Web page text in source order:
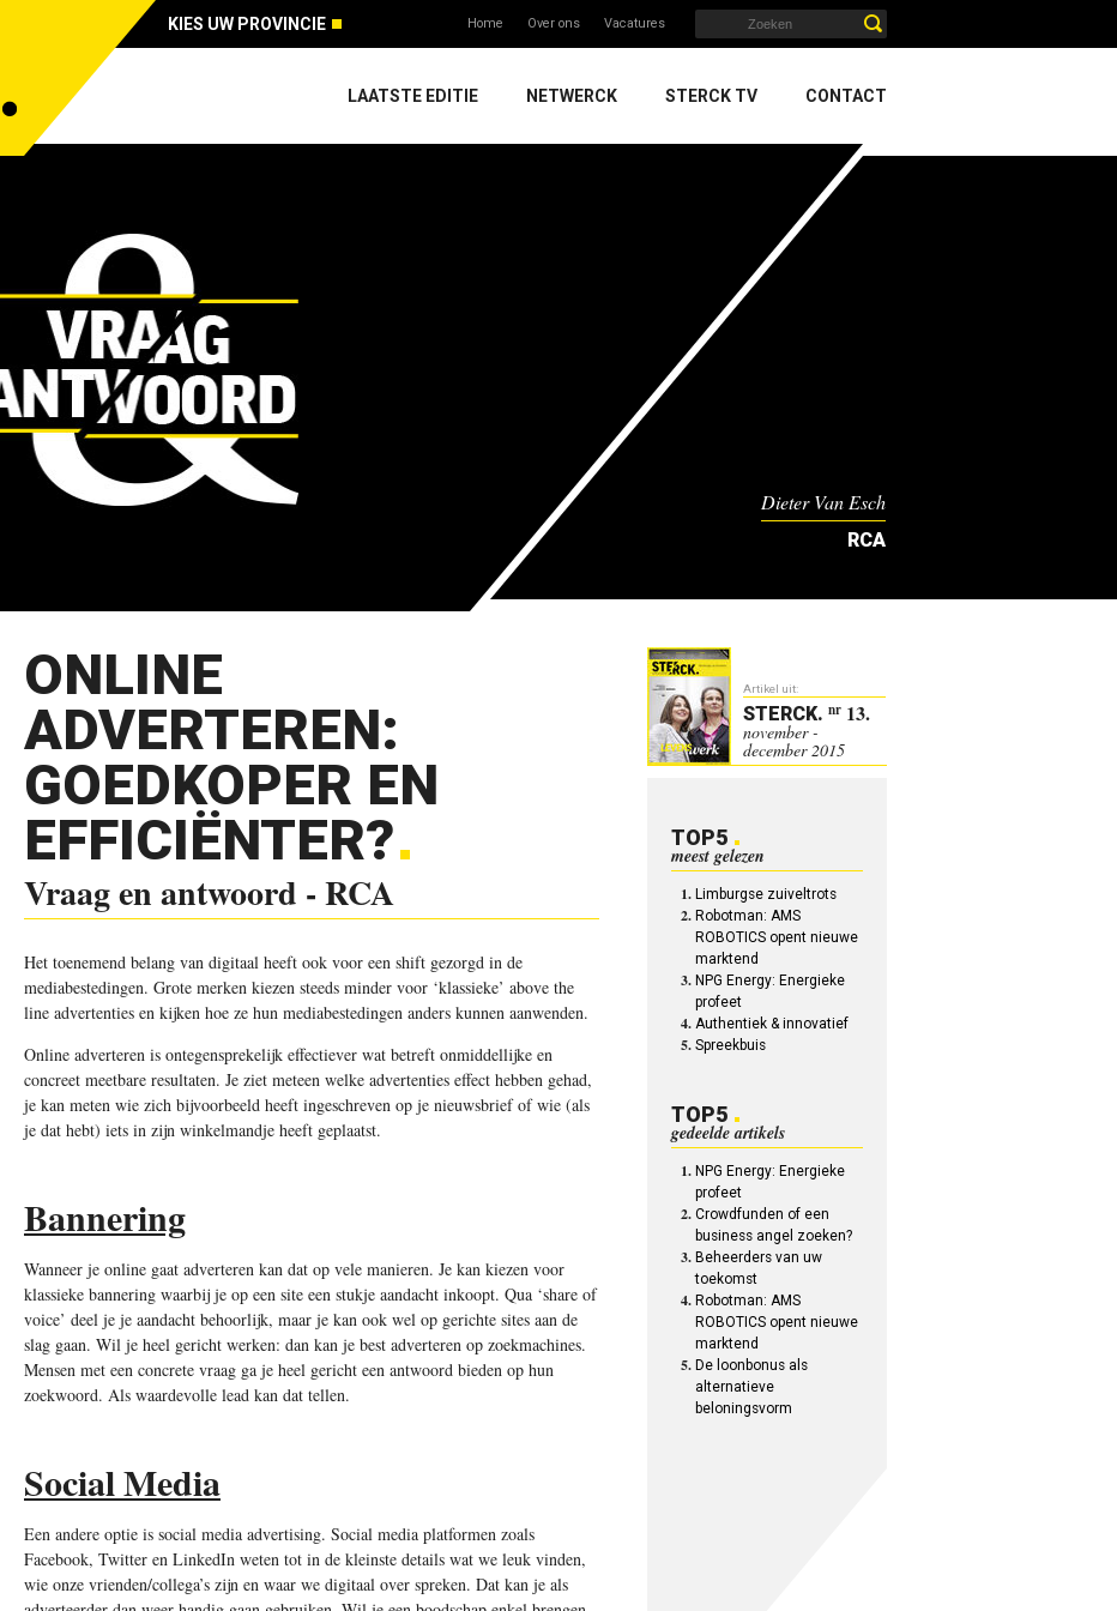
KIES UW PROVINCIE Home Over ons Vacatures
LAATSTE EDITIE NETWERCK STERCK TV CONTACT
Dieter Van Esch
RCA
ONLINE
ADVERTEREN:
GOEDKOPER EN
EFFICIËNTER?
Vraag en antwoord - RCA
Het toenemend belang van digitaal heeft ook voor een shift gezorgd in de
mediabestedingen. Grote merken kiezen steeds minder voor ‘klassieke’ above the
line advertenties en kijken hoe ze hun mediabestedingen anders kunnen aanwenden.
Online adverteren is ontegensprekelijk effectiever wat betreft onmiddellijke en
concreet meetbare resultaten. Je ziet meteen welke advertenties effect hebben gehad,
je kan meten wie zich bijvoorbeeld heeft ingeschreven op je nieuwsbrief of wie (als
je dat hebt) iets in zijn winkelmandje heeft geplaatst.
Bannering
Wanneer je online gaat adverteren kan dat op vele manieren. Je kan kiezen voor
klassieke bannering waarbij je op een site een stukje aandacht inkoopt. Qua ‘share of
voice’ deel je je aandacht behoorlijk, maar je kan ook wel op gerichte sites aan de
slag gaan. Wil je heel gericht werken: dan kan je best adverteren op zoekmachines.
Mensen met een concrete vraag ga je heel gericht een antwoord bieden op hun
zoekwoord. Als waardevolle lead kan dat tellen.
Social Media
Een andere optie is social media advertising. Social media platformen zoals
Facebook, Twitter en LinkedIn weten tot in de kleinste details wat we leuk vinden,
wie onze vrienden/collega’s zijn en waar we digitaal over spreken. Dat kan je als
Artikel uit:
STERCK. nr 13.
november -
december 2015
TOP5
meest gelezen
Limburgse zuiveltrots
Robotman: AMS
ROBOTICS opent nieuwe
marktend
NPG Energy: Energieke
profeet
Authentiek & innovatief
Spreekbuis
TOP5
gedeelde artikels
NPG Energy: Energieke
profeet
Crowdfunden of een
business angel zoeken?
Beheerders van uw
toekomst
Robotman: AMS
ROBOTICS opent nieuwe
marktend
De loonbonus als
alternatieve
beloningsvorm